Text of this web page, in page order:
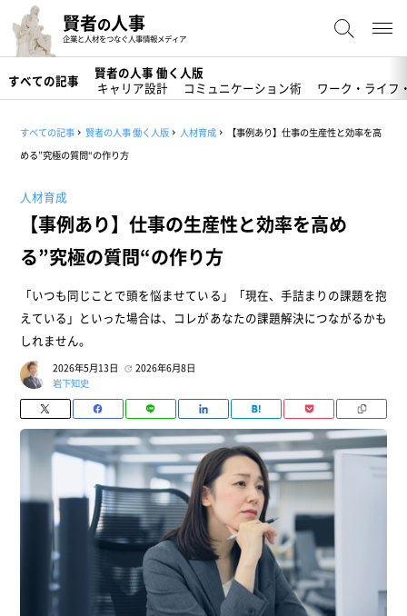
賢者の人事
企業と人材をつなぐ人事情報メディア
すべての記事
賢者の人事 働く人版
キャリア設計
コミュニケーション術 ワーク・ライフ
すべての記事 賢者の人事 働く人版 人材育成
【事例あり】仕事の生産性と効率を高
める”究極の質問“の作り方
人材育成
【事例あり】仕事の生産性と効率を高め
る”究極の質問“の作り方
「いつも同じことで頭を悩ませている」「現在、手詰まりの課題を抱
えている」といった場合は、コレがあなたの課題解決につながるかも
しれません。
2026年5月13日
2026年6月8日
岩下知史